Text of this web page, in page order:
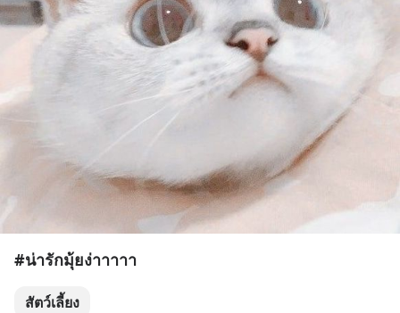
#น่ารักมุ้ยง่าาาาา
สัตว์เลี้ยง